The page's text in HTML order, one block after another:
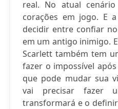
real. No atual
corações em jogo. E
decidir entre confiar
em um antigo inimigo.
Scarlett também tem
fazer o impossível
que pode mudar sua
vai precisar fazer
transformará e o